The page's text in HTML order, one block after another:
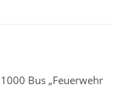
Bus „Feuerwehr